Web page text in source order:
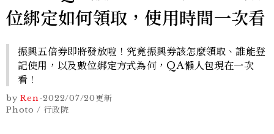
位綁定如何領取，使用時間一次看
振興五倍券即將發放啦！究竟振興券該怎麼領取、誰能登
記使用，以及數位綁定方式為何，QA懶人包現在一次
看！
by Ren-2022/07/20更新
Photo / 行政院